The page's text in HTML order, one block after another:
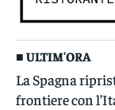
■ ULTIM'ORA
La Spagna
frontiere con